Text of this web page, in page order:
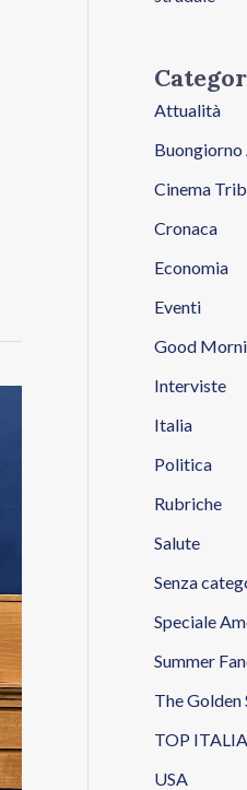
Attualità
Buongiorno
Cinema
Cronaca
Economia
Eventi
Good
Interviste
Italia
Politica
Rubriche
Salute
Senza
Speciale
Summer
The Golden
TOP ITALIA
USA